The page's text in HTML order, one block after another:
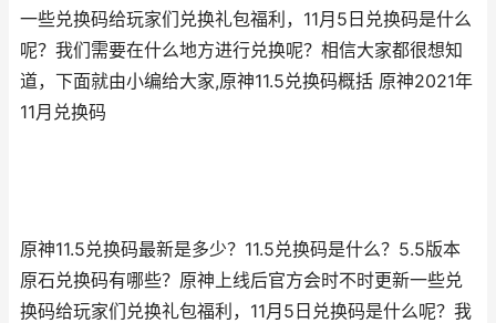
一些兑换码给玩家们兑换礼包福利，11月5日兑换码是什么
呢？我们需要在什么地方进行兑换呢？相信大家都很想知
道，下面就由小编给大家,原神11.5兑换码概括 原神2021年
11月兑换码
原神11.5兑换码最新是多少？11.5兑换码是什么？5.5版本
原石兑换码有哪些？原神上线后官方会时不时更新一些兑
换码给玩家们兑换礼包福利，11月5日兑换码是什么呢？我